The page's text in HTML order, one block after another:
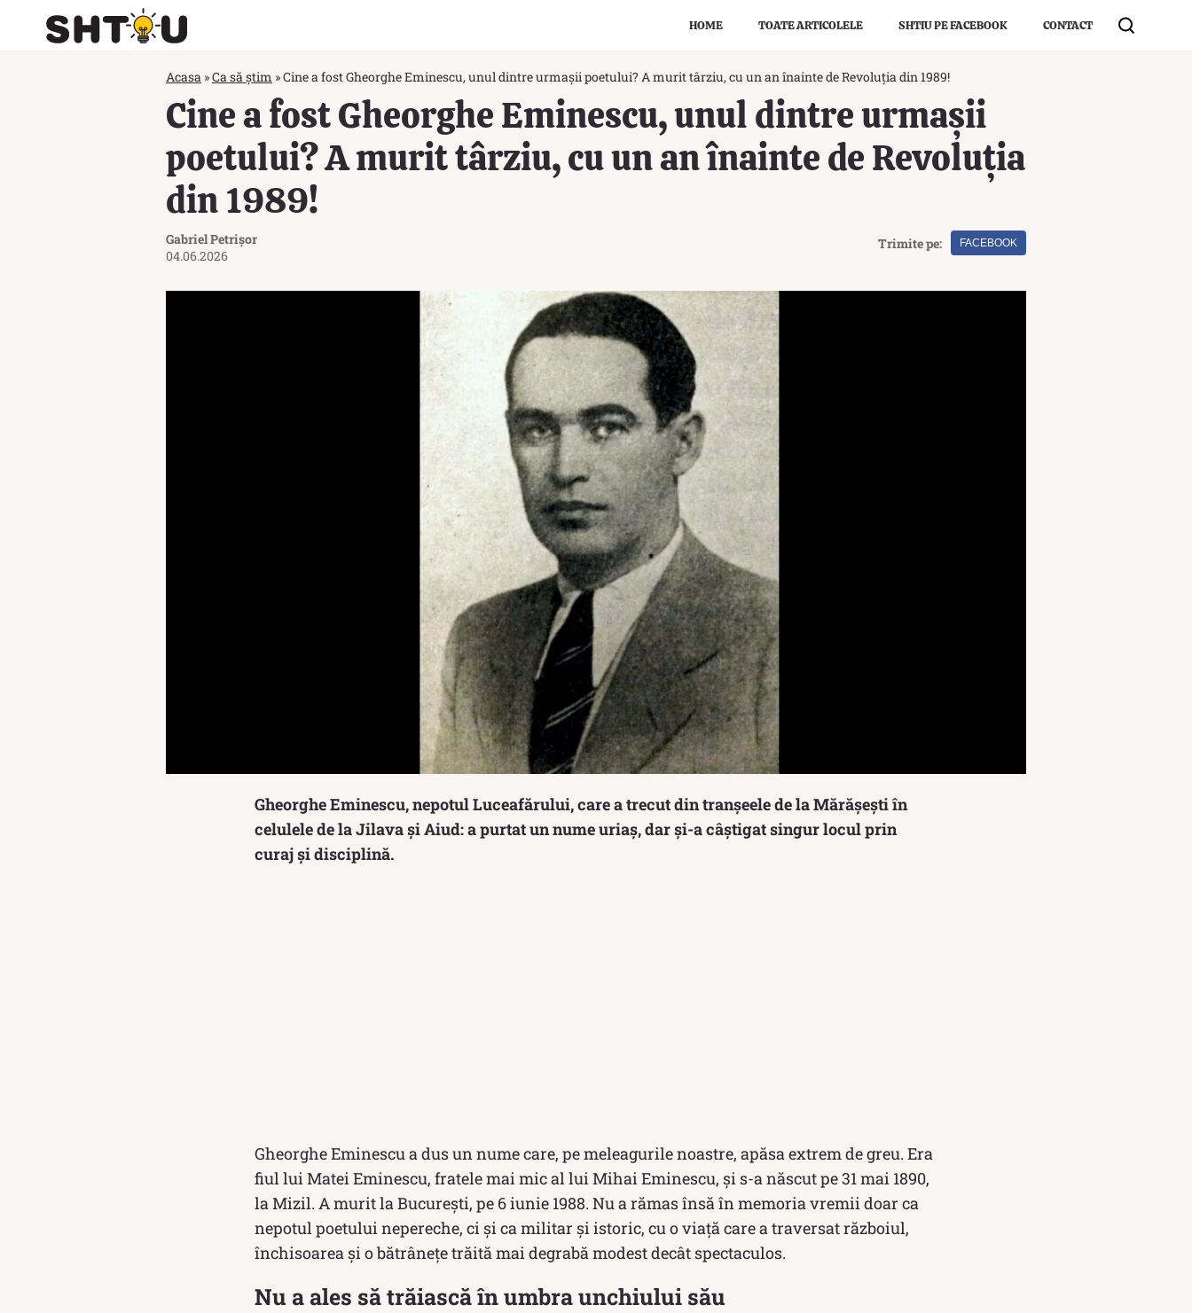
HOME TOATE ARTICOLELE SHTIU PE FACEBOOK CONTACT
Acasa »Ca să știm »Cine a fost Gheorghe Eminescu, unul dintre urmașii poetului? A murit târziu, cu un an înainte de Revoluția din 1989!
Cine a fost Gheorghe Eminescu, unul dintre urmașii
poetului? A murit târziu, cu un an înainte de Revoluția
din 1989!
Gabriel Petrișor
04.06.2026
Trimite pe: FACEBOOK
Gheorghe Eminescu, nepotul Luceafărului, care a trecut din tranșeele de la Mărășești în
celulele de la Jilava și Aiud: a purtat un nume uriaș, dar și-a câștigat singur locul prin
curaj și disciplină.
Gheorghe Eminescu a dus un nume care, pe meleagurile noastre, apăsa extrem de greu. Era
fiul lui Matei Eminescu, fratele mai mic al lui Mihai Eminescu, și s-a născut pe 31 mai 1890,
la Mizil. A murit la București, pe 6 iunie 1988. Nu a rămas însă în memoria vremii doar ca
nepotul poetului nepereche, ci și ca militar și istoric, cu o viață care a traversat războiul,
închisoarea și o bătrânețe trăită mai degrabă modest decât spectaculos.
Nu a ales să trăiască în umbra unchiului său